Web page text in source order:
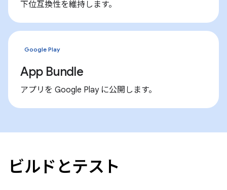
下位互換性を維持します。
Google Play
App Bundle
アプリを Google Play に公開します。
ビルドとテスト